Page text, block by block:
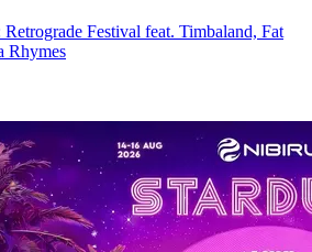
Festival feat. Timbaland, Fat
Rhymes